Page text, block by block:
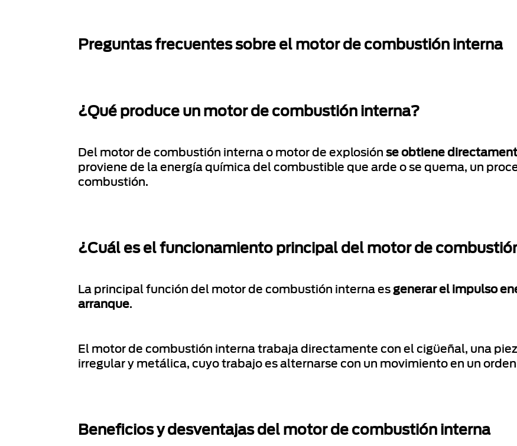
Preguntas frecuentes sobre el motor de combustión interna
¿Qué produce un motor de combustión interna?
Del motor de combustión interna o motor de explosión se obtiene
proviene de la energía química del combustible que arde o se quema, un
combustión.
¿Cuál es el funcionamiento principal del motor de
La principal función del motor de combustión interna es generar el impulso
arranque.
El motor de combustión interna trabaja directamente con el cigüeñal, una
irregular y metálica, cuyo trabajo es alternarse con un movimiento en un
Beneficios y desventajas del motor de combustión interna